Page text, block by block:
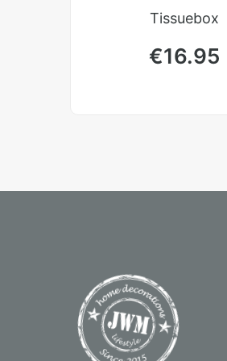
Tissuebox
€16.95